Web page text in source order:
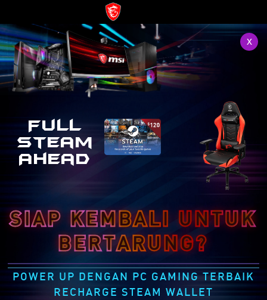
Full
Steam
Ahead
SIAP KEMBALI UNTUK
BERTARUNG?
POWER UP DENGAN PC GAMING TERBAIK
RECHARGE STEAM WALLET
x